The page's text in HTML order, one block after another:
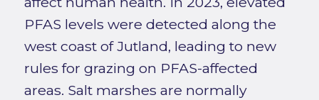
PFAS levels were detected along the
west coast of Jutland, leading to new
rules for grazing on PFAS-affected
areas. Salt marshes are normally